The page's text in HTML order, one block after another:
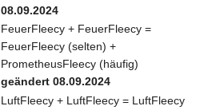
08.09.2024
FeuerFleecy + FeuerFleecy =
FeuerFleecy (selten) +
PrometheusFleecy (häufig)
geändert 08.09.2024
LuftFleecy + LuftFleecy = LuftFleecy